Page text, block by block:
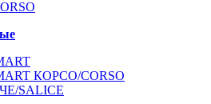
КОРСО/CORSO
SALICE